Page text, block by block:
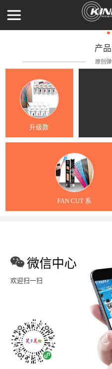
产
原创
升级款
FAN CUT 系
微信中心
欢迎扫一扫